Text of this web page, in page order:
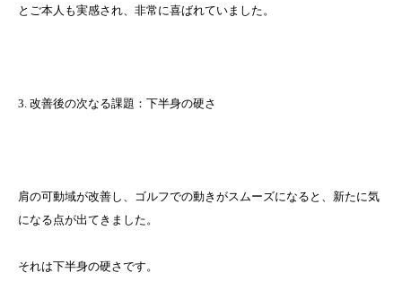
とご本人も実感され、非常に喜ばれていました。
3. 改善後の次なる課題：下半身の硬さ
肩の可動域が改善し、ゴルフでの動きがスムーズになると、新たに気
になる点が出てきました。
それは下半身の硬さです。